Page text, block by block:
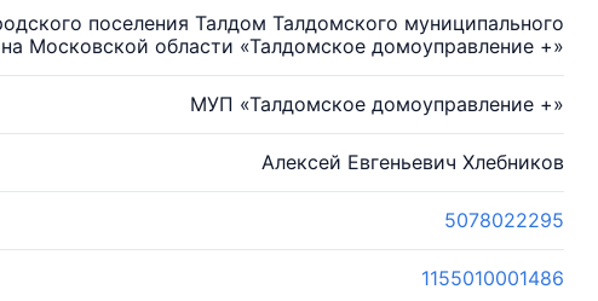
поселения Талдом Талдомского муниципального
Московской области «Талдомское домоуправление +»
МУП «Талдомское домоуправление +»
Алексей Евгеньевич Хлебников
5078022295
1155010001486